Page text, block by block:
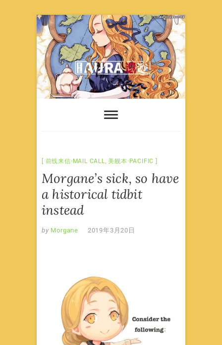
Skip
to
content
前线来信·MAIL CALL ,美舰本·PACIFIC
Morgane’s sick, so have
a historical tidbit
instead
by Morgane 2019年3月20日